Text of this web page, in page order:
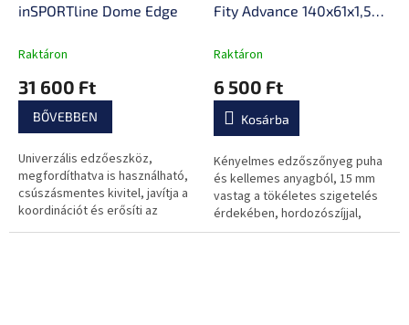
inSPORTline Dome Edge
Raktáron
31 600 Ft
BŐVEBBEN
Univerzális edzőeszköz,
megfordíthatva is használható,
csúszásmentes kivitel, javítja a
koordinációt és erősíti az
alakot.
Fity Advance 140x61x1,5
anyag, izzadság- és
kivitel
Raktáron
6 500 Ft
Kosárba
Kényelmes edzőszőnyeg puha
és kellemes anyagból, 15 mm
vastag a tökéletes szigetelés
érdekében, hordozószíjjal,
csúszásmentes kivitelben.